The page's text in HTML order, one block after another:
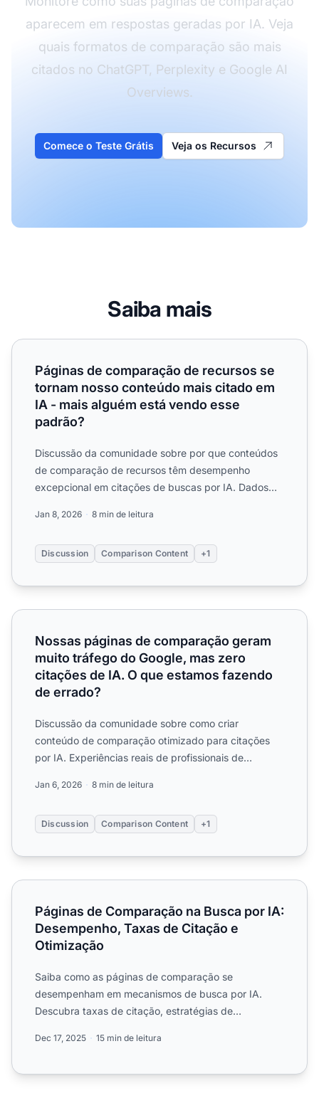
aparecem em respostas geradas por IA. Veja
quais formatos de comparação são mais
citados no ChatGPT, Perplexity e Google AI
Overviews.
Comece o Teste Grátis Veja os Recursos
Saiba mais
Páginas de comparação de recursos se tornam nosso
Páginas de comparação de recursos se
tornam nosso conteúdo mais citado em
IA - mais alguém está vendo esse
padrão?
Discussão da comunidade sobre por que conteúdos
de comparação de recursos têm desempenho
excepcional em citações de buscas por IA. Dados
Jan 8, 2026 8 min de leitura
Discussion Comparison Content +1
Nossas páginas de comparação geram muito tráfego do
Nossas páginas de comparação geram
muito tráfego do Google, mas zero
citações de IA. O que estamos fazendo
de errado?
Discussão da comunidade sobre como criar
conteúdo de comparação otimizado para citações
por IA. Experiências reais de profissionais de
Jan 6, 2026 8 min de leitura
Discussion Comparison Content +1
Páginas de Comparação na Busca por IA: Desempenho,
Páginas de Comparação na Busca por IA:
Desempenho, Taxas de Citação e
Otimização
Saiba como as páginas de comparação se
desempenham em mecanismos de busca por IA.
Descubra taxas de citação, estratégias de
Dec 17, 2025 15 min de leitura